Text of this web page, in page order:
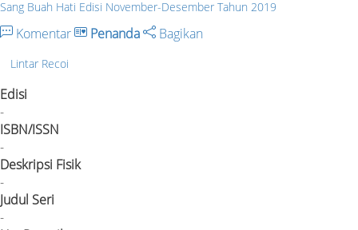
Sang Buah Hati Edisi November-Desember Tahun 2019
Komentar Penanda Bagikan
Lintar Recoi
Edisi
-
ISBN/ISSN
-
Deskripsi Fisik
-
Judul Seri
-